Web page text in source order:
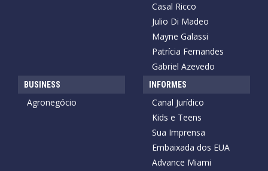
Casal Ricco
Julio Di Madeo
Mayne Galassi
Patrícia Fernandes
Gabriel Azevedo
BUSINESS
Agronegócio
INFORMES
Canal Jurídico
Kids e Teens
Sua Imprensa
Embaixada dos EUA
Advance Miami